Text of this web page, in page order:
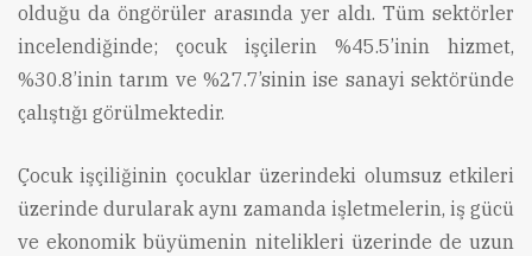
olduğu da öngörüler arasında yer aldı. Tüm sektörler
incelendiğinde; çocuk işçilerin %45.5’inin hizmet,
%30.8’inin tarım ve %27.7’sinin ise sanayi sektöründe
çalıştığı görülmektedir.
Çocuk işçiliğinin çocuklar üzerindeki olumsuz etkileri
üzerinde durularak aynı zamanda işletmelerin, iş gücü
ve ekonomik büyümenin nitelikleri üzerinde de uzun